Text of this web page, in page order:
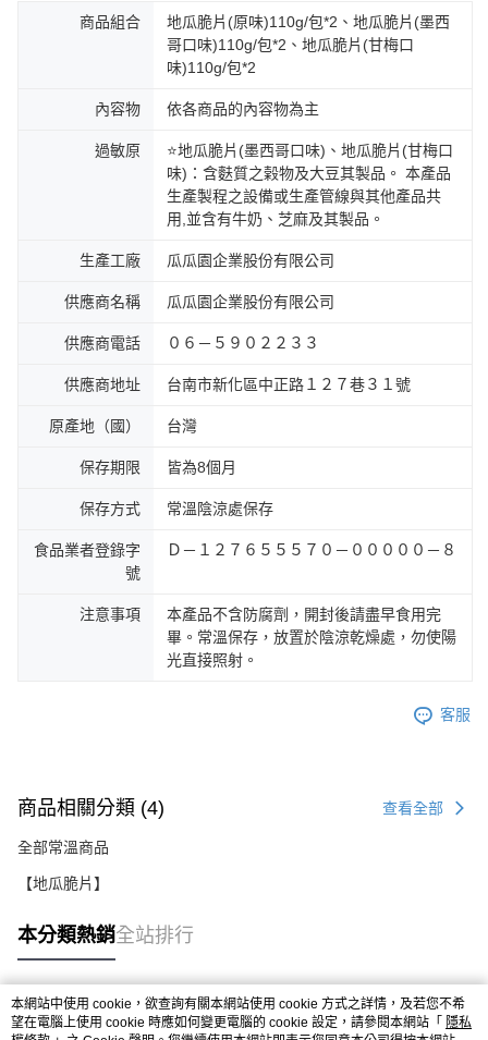
商品組合
地瓜脆片(原味)110g/包*2、地瓜脆片(墨西
哥口味)110g/包*2、地瓜脆片(甘梅口
味)110g/包*2
內容物 依各商品的內容物為主
過敏原
⭐地瓜脆片(墨西哥口味)、地瓜脆片(甘梅口
味)：含麩質之榖物及大豆其製品。 本產品
生產製程之設備或生產管線與其他產品共
用,並含有牛奶、芝麻及其製品。
生產工廠 瓜瓜園企業股份有限公司
供應商名稱 瓜瓜園企業股份有限公司
供應商電話 ０６－５９０２２３３
供應商地址 台南市新化區中正路１２７巷３１號
原產地（國） 台灣
保存期限 皆為8個月
保存方式 常溫陰涼處保存
食品業者登錄字
號
Ｄ－１２７６５５５７０－０００００－８
注意事項
本產品不含防腐劑，開封後請盡早食用完
畢。常溫保存，放置於陰涼乾燥處，勿使陽
光直接照射。
客服
商品相關分類 (4) 查看全部
全部常溫商品
【地瓜脆片】
本分類熱銷全站排行
熱門標籤
本網站中使用 cookie，欲查詢有關本網站使用 cookie 方式之詳情，及若您不希
望在電腦上使用 cookie 時應如何變更電腦的 cookie 設定，請參閱本網站「 隱私